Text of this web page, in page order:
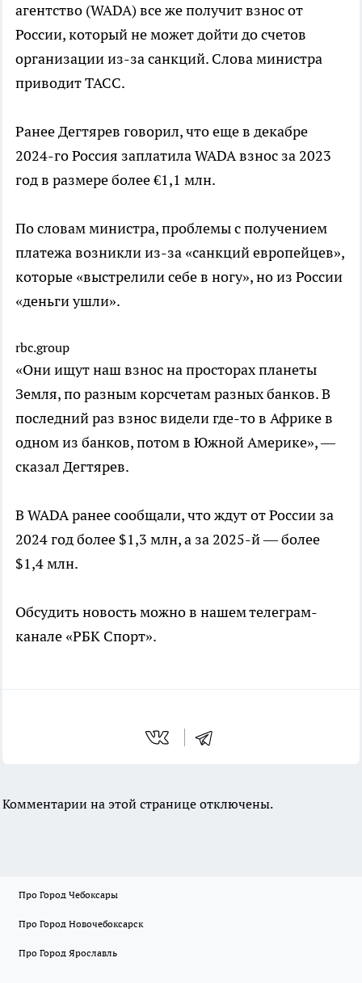
агентство (WADA) все же получит взнос от
России, который не может дойти до счетов
организации из-за санкций. Слова министра
приводит ТАСС.
Ранее Дегтярев говорил, что еще в декабре
2024-го Россия заплатила WADA взнос за 2023
год в размере более €1,1 млн.
По словам министра, проблемы с получением
платежа возникли из-за «санкций европейцев»,
которые «выстрелили себе в ногу», но из России
«деньги ушли».
rbc.group
«Они ищут наш взнос на просторах планеты
Земля, по разным корсчетам разных банков. В
последний раз взнос видели где-то в Африке в
одном из банков, потом в Южной Америке», —
сказал Дегтярев.
В WADA ранее сообщали, что ждут от России за
2024 год более $1,3 млн, а за 2025-й — более
$1,4 млн.
Обсудить новость можно в нашем телеграм-
канале «РБК Спорт».
Комментарии на этой странице отключены.
Про Город Чебоксары
Про Город Новочебоксарск
Про Город Ярославль